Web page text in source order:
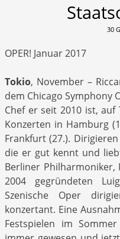
30
OPER! Januar 2017
Tokio, November –
dem Chicago Symphony
Chef er seit 2010 ist,
Konzerten in Hamburg
Frankfurt (27.).
die er gut kennt und
Berliner Philharmoniker,
2004 gegründeten
Szenische Oper
konzertant. Eine
Festspielen im